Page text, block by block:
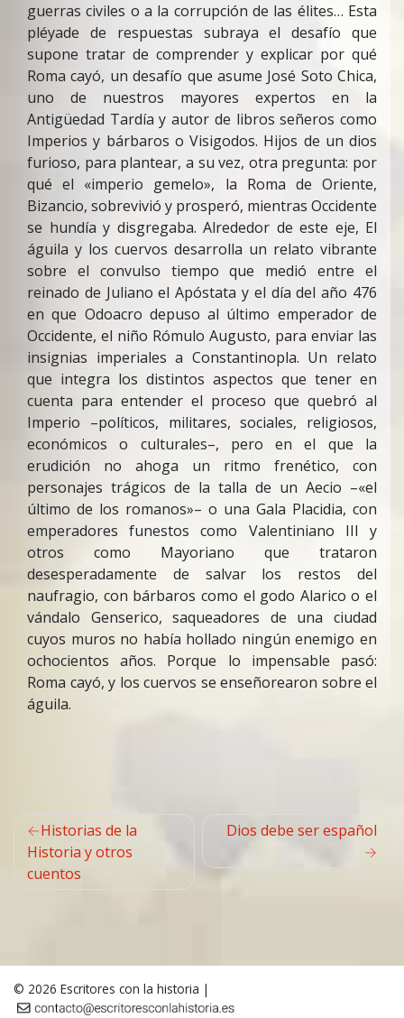
guerras civiles o a la corrupción de las élites… Esta
pléyade de respuestas subraya el desafío que
supone tratar de comprender y explicar por qué
Roma cayó, un desafío que asume José Soto Chica,
uno de nuestros mayores expertos en la
Antigüedad Tardía y autor de libros señeros como
Imperios y bárbaros o Visigodos. Hijos de un dios
furioso, para plantear, a su vez, otra pregunta: por
qué el «imperio gemelo», la Roma de Oriente,
Bizancio, sobrevivió y prosperó, mientras Occidente
se hundía y disgregaba. Alrededor de este eje, El
águila y los cuervos desarrolla un relato vibrante
sobre el convulso tiempo que medió entre el
reinado de Juliano el Apóstata y el día del año 476
en que Odoacro depuso al último emperador de
Occidente, el niño Rómulo Augusto, para enviar las
insignias imperiales a Constantinopla. Un relato
que integra los distintos aspectos que tener en
cuenta para entender el proceso que quebró al
Imperio –políticos, militares, sociales, religiosos,
económicos o culturales–, pero en el que la
erudición no ahoga un ritmo frenético, con
personajes trágicos de la talla de un Aecio –«el
último de los romanos»– o una Gala Placidia, con
emperadores funestos como Valentiniano III y
otros como Mayoriano que trataron
desesperadamente de salvar los restos del
naufragio, con bárbaros como el godo Alarico o el
vándalo Genserico, saqueadores de una ciudad
cuyos muros no había hollado ningún enemigo en
ochocientos años. Porque lo impensable pasó:
Roma cayó, y los cuervos se enseñorearon sobre el
águila.
Navegación
de
entradas
Historias de la
Historia y otros
cuentos
Dios debe ser español
© 2026 Escritores con la historia |